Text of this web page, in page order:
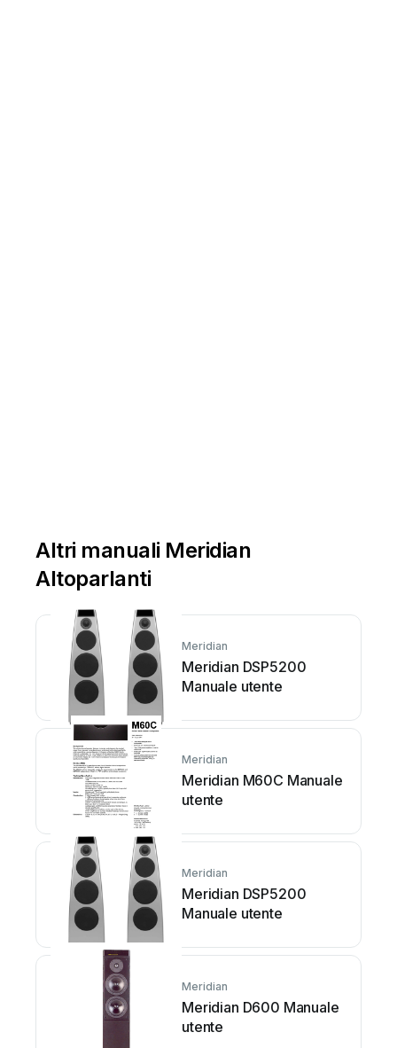
Altri manuali Meridian
Altoparlanti
Meridian
Meridian DSP5200
Manuale utente
Meridian
Meridian M60C Manuale
utente
Meridian
Meridian DSP5200
Manuale utente
Meridian
Meridian D600 Manuale
utente